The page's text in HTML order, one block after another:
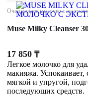
Очищающее молочко с
Muse Milky Cleanser
17 850 ₸
Легкое молочко для
макияжа. Успокаивает,
мягкой и упругой,
последующих средств.